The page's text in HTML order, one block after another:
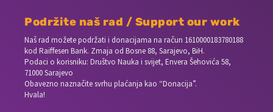
Podržite naš rad / Support our work
Naš rad možete podržati i donacijama na račun 1610000183780188
kod Raiffesen Bank. Zmaja od Bosne 88, Sarajevo, BiH.
Podaci o korisniku: Društvo Nauka i svijet, Envera Šehovića 58,
71000 Sarajevo
Obavezno naznačite svrhu plaćanja kao “Donacija”.
Hvala!